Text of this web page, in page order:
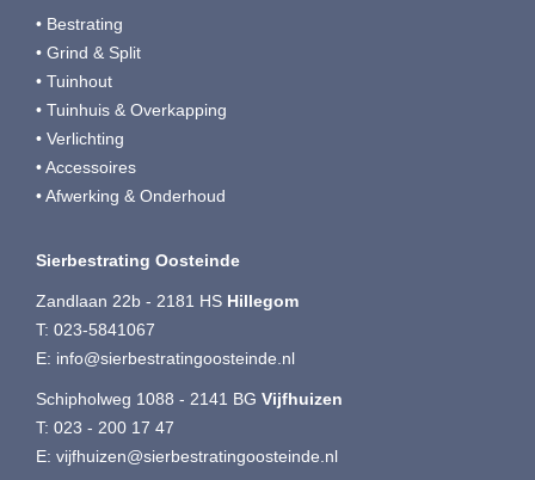
• Bestrating
• Grind & Split
• Tuinhout
• Tuinhuis & Overkapping
• Verlichting
• Accessoires
• Afwerking & Onderhoud
Sierbestrating Oosteinde
Zandlaan 22b - 2181 HS Hillegom
T: 023-5841067
E: info@sierbestratingoosteinde.nl
Schipholweg 1088 - 2141 BG Vijfhuizen
T: 023 - 200 17 47
E: vijfhuizen@sierbestratingoosteinde.nl